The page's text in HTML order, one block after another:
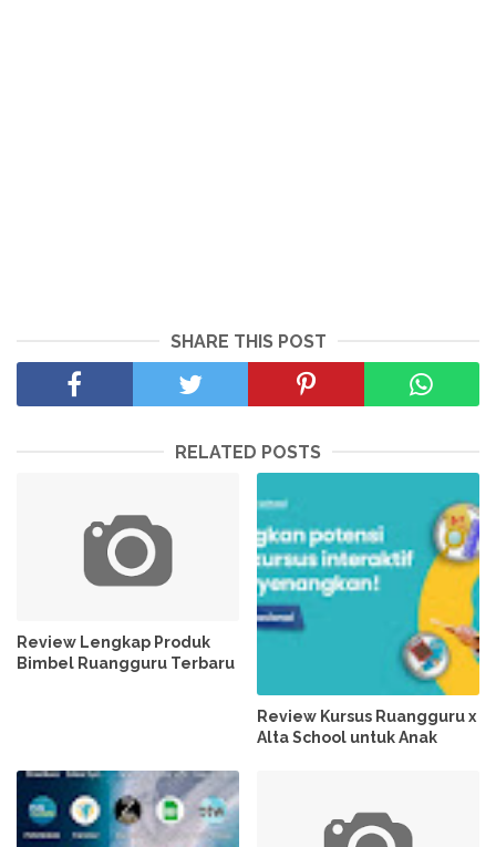
SHARE THIS POST
RELATED POSTS
Review Lengkap Produk
Bimbel Ruangguru Terbaru
Review Kursus Ruangguru x
Alta School untuk Anak